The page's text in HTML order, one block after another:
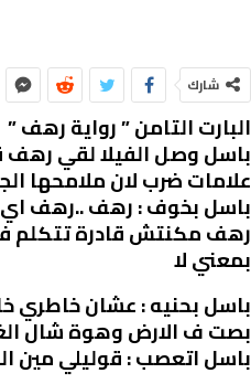
شارك
البارت التامن ” رواية رهف ”
باسل وصل الفيلا لقي رهف
علامات ضرب لان ملامحها
باسل بخوف : رهف ..رهف
رهف مكنتش قادرة تتكلم
بمعني لا
باسل بحنيه : عشان خاطري
بصت ف الارض وهوة شال
باسل اتعصب : قوليلي مين